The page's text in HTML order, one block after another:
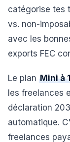
catégorise tes
vs. non-
avec les
exports FEC
Le plan Mini à
les freelances
déclaration
automatique.
freelances